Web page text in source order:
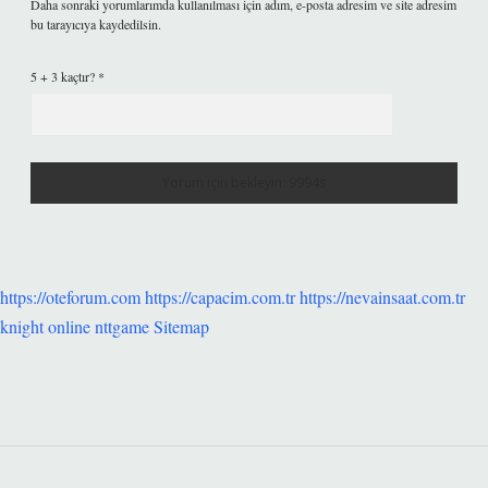
Daha sonraki yorumlarımda kullanılması için adım, e-posta adresim ve site adresim
bu tarayıcıya kaydedilsin.
5 + 3 kaçtır? *
https://oteforum.comhttps://capacim.com.trhttps://nevainsaat.com.tr
knight onlinenttgameSitemap